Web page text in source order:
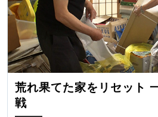
荒れ果てた家をリセット
戦